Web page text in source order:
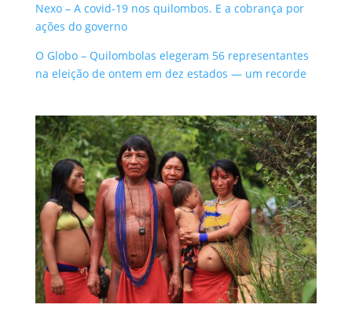
Nexo – A covid-19 nos quilombos. E a cobrança por
ações do governo
O Globo – Quilombolas elegeram 56 representantes
na eleição de ontem em dez estados — um recorde